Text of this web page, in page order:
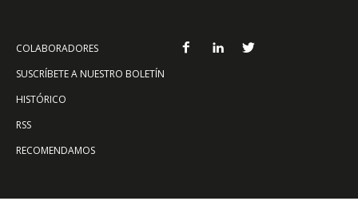
COLABORADORES
SUSCRÍBETE A NUESTRO BOLETÍN
HISTÓRICO
RSS
RECOMENDAMOS